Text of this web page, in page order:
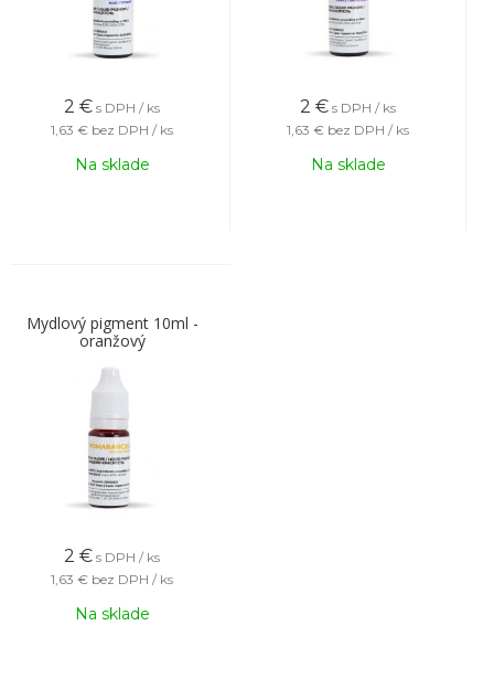
2 € s DPH / ks
1,63 € bez DPH / ks
Na sklade
2 € s DPH / ks
1,63 € bez DPH / ks
Na sklade
Mydlový pigment 10ml -
oranžový
2 € s DPH / ks
1,63 € bez DPH / ks
Na sklade